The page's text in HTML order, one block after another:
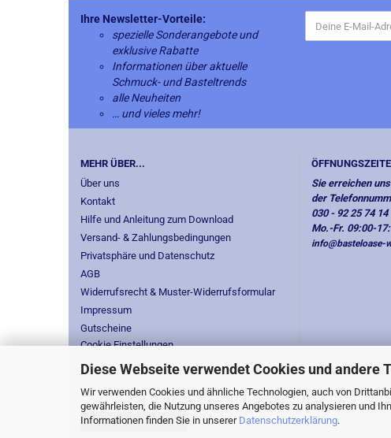
Diese Webseite verwendet Cookies und andere
Wir verwenden Cookies und ähnliche Technologien, auch von
gewährleisten, die Nutzung unseres Angebotes zu analysieren und
Informationen finden Sie in unserer Datenschutzerklärung.
Ihre Newsletter-Vorteile:
spezielle Sonderangebote und
exklusive Rabatte
Informationen über aktuelle
Schmuck- und Basteltrends
alle Neuheiten
… und vieles mehr!
MEHR ÜBER...
Über uns
Kontakt
Hilfe und Anleitung zum Download
Versand- & Zahlungsbedingungen
Privatsphäre und Datenschutz
AGB
Widerrufsrecht & Muster-Widerrufsformular
Impressum
Gutscheine
Cookie Einstellungen
Sie erreichen
der
030 - 92 25 74 14
Mo.-Fr. 09:00-
info@basteloase-
Vertrag widerrufen